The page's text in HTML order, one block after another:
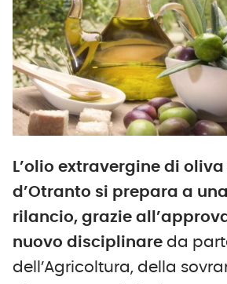
L’olio extravergine di oliva
d’Otranto si prepara a
rilancio, grazie
nuovo disciplinare da
dell’Agricoltura, della